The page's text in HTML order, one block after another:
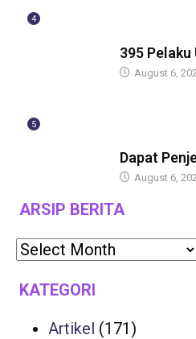
4
395 Pelaku
August 6,
5
Dapat
August 6,
ARSIP BERITA
KATEGORI
Artikel (171)